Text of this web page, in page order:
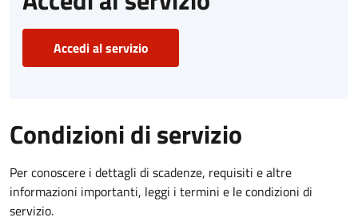
Accedi al servizio
Condizioni di servizio
Per conoscere i dettagli di scadenze, requisiti e altre
informazioni importanti, leggi i termini e le condizioni di
servizio.